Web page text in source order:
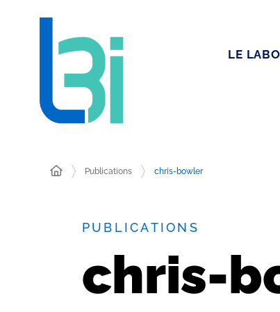
LE
Publications chris-bowler
PUBLICATIONS
chris-